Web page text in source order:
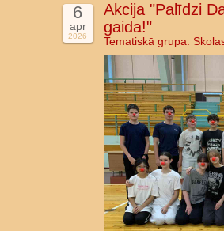
6
apr
2026
Akcija "Palīdzi
gaida!"
Tematiskā grupa: